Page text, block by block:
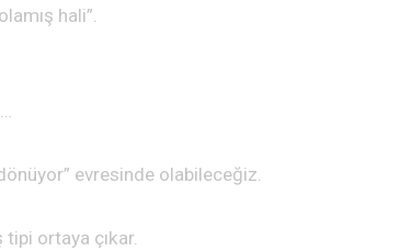
hali”.
evresinde olabileceğiz.
tipi ortaya çıkar.